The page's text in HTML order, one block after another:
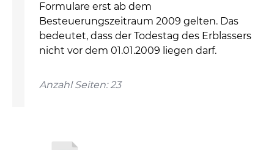
Formulare erst ab dem
Besteuerungszeitraum 2009 gelten. Das
bedeutet, dass der Todestag des Erblassers
nicht vor dem 01.01.2009 liegen darf.
Anzahl Seiten: 23